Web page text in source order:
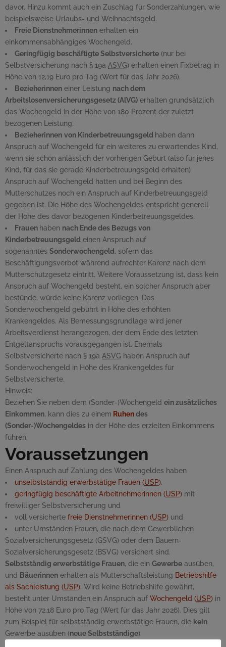
davor. Hinzu kommt auch ein Zuschlag für Sonderzahlungen, wie
beispielsweise Urlaubs- und Weihnachtsgeld.
Freie Dienstnehmerinnen erhalten ein
einkommensabhängiges Wochengeld.
Geringfügig beschäftigte Selbstversicherte (nur bei
Selbstversicherung nach § 19a ASVG) erhalten einen Fixbetrag in
Höhe von 12,19 Euro pro Tag (Wert für das Jahr 2026).
Bezieherinnen einer Leistung nach dem
Arbeitslosenversicherungsgesetz (AlVG) erhalten grundsätzlich
das Wochengeld in der Höhe von 180 Prozent der zuletzt
bezogenen Leistung.
Bezieherinnen von Kinderbetreuungsgeld haben dann
Anspruch auf Wochengeld für ein weiteres zu erwartendes Kind,
wenn sie schon anlässlich der vorherigen Geburt (also für jenes
Kind, für das sie gerade Kinderbetreuungsgeld erhalten)
Anspruch auf Wochengeld hatten und bei Beginn des
Mutterschutzes noch ein Anspruch auf Kinderbetreuungsgeld
gegeben ist. Die Höhe des Wochengeldes entspricht generell
der Höhe des davor bezogenen Kinderbetreuungsgeldes.
Frauen haben nach Ende des Bezugs von
Kinderbetreuungsgeld einen Anspruch auf
sogenanntes Sonderwochengeld , sofern das
Beschäftigungsverbot während aufrechter Karenz nach dem
Mutterschutzgesetz eintritt. Weitere Voraussetzung ist, dass kein
Anspruch auf Wochengeld besteht, ein solcher Anspruch aber
bestünde, würde keine Karenz vorliegen. Das
Sonderwochengeld gebührt in Höhe des erhöhten
Krankengeldes. Als Bemessungsgrundlage wird jener
Arbeitsverdienst herangezogen, der dem Ende des letzten
Entgeltanspruchs vorausgegangen ist. Ehemals
Selbstversicherte nach § 19a ASVG haben Anspruch auf
Sonderwochengeld in Höhe des Krankengeldes für
Selbstversicherte.
Hinweis:
Beziehen Sie neben dem (Sonder-)Wochengeld ein zusätzliches
Einkommen, kann dies zu einem Ruhendes
(Sonder-)Wochengeldes in der Höhe des erzielten Einkommens
führen.
Voraussetzungen
Einen Anspruch auf Zahlung des Wochengeldes haben
unselbstständig erwerbstätige Frauen (USP),
geringfügig beschäftigte Arbeitnehmerinnen (USP) mit
freiwilliger Selbstversicherung und
voll versicherte freie Dienstnehmerinnen (USP) und
unter Umständen Frauen, die nach dem Gewerblichen
Sozialversicherungsgesetz (GSVG) oder dem Bauern-
Sozialversicherungsgesetz (BSVG) versichert sind.
Selbstständig erwerbstätige Frauen, die ein Gewerbe ausüben,
und Bäuerinnen erhalten als Mutterschaftsleistung Betriebshilfe
als Sachleistung (USP). Wird keine Betriebshilfe gewährt,
besteht unter Umständen ein Anspruch auf Wochengeld (USP) in
Höhe von 72,18 Euro pro Tag (Wert für das Jahr 2026). Dies gilt
zum Beispiel für selbstständig erwerbstätige Frauen, die kein
Gewerbe ausüben (neue Selbstständige).